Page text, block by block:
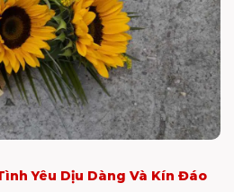
Yêu Dịu Dàng Và Kín Đáo